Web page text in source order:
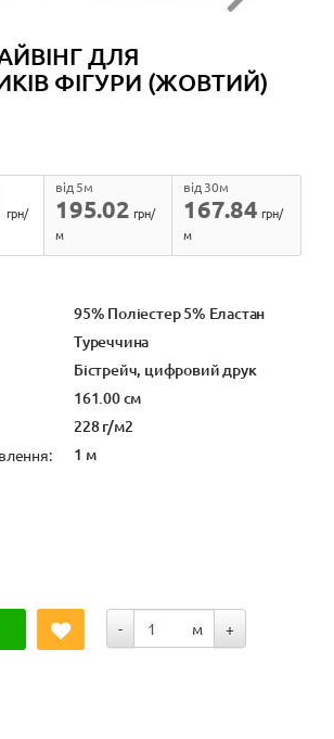
ДЛЯ
ФІГУРИ (ЖОВТИЙ)
грн/
195.02
від 5м
грн/
м
167.84
від 30м
грн/
м
95% Поліестер 5% Еластан
Туреччина
Бістрейч, цифровий друк
161.00 см
228 г/м2
1 м
- м +